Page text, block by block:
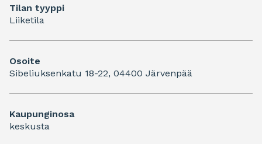
Tilan tyyppi
Liiketila
Osoite
Sibeliuksenkatu 18-22, 04400 Järvenpää
Kaupunginosa
keskusta